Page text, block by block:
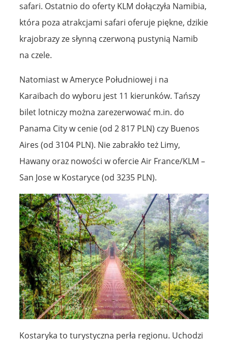
safari. Ostatnio do oferty KLM dołączyła Namibia,
która poza atrakcjami safari oferuje piękne, dzikie
krajobrazy ze słynną czerwoną pustynią Namib
na czele.
Natomiast w Ameryce Południowej i na
Karaibach do wyboru jest 11 kierunków. Tańszy
bilet lotniczy można zarezerwować m.in. do
Panama City w cenie (od 2 817 PLN) czy Buenos
Aires (od 3104 PLN). Nie zabrakło też Limy,
Hawany oraz nowości w ofercie Air France/KLM –
San Jose w Kostaryce (od 3235 PLN).
Kostaryka to turystyczna perła regionu. Uchodzi